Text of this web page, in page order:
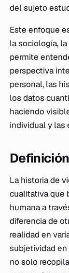
del sujeto
Este enfoque
la sociología, la
permite
perspectiva
personal, las
los datos
haciendo
individual y las
La historia de
cualitativa que
humana a
diferencia de
realidad en
subjetividad
no solo